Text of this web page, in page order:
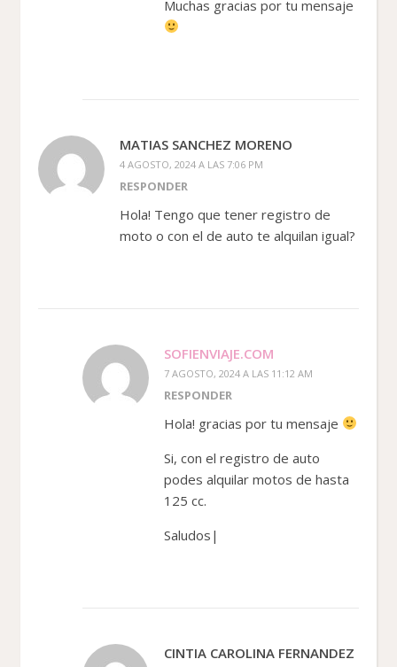
Muchas gracias por tu mensaje
MATIAS SANCHEZ MORENO
4 AGOSTO, 2024 A LAS 7:06 PM
RESPONDER
Hola! Tengo que tener registro de
moto o con el de auto te alquilan igual?
SOFIENVIAJE.COM
7 AGOSTO, 2024 A LAS 11:12 AM
RESPONDER
Hola! gracias por tu mensaje
Si, con el registro de auto
podes alquilar motos de hasta
125 cc.
Saludos|
CINTIA CAROLINA FERNANDEZ